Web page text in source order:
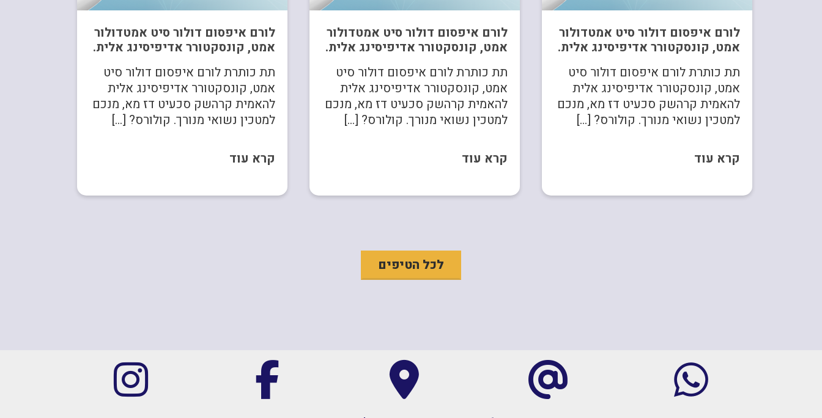
לורם איפסום דולור סיט אמטדולור
אמט, קונסקטורר אדיפיסינג אלית.
תת כותרת לורם איפסום דולור סיט
אמט, קונסקטורר אדיפיסינג אלית
להאמית קרהשק סכעיט דז מא, מנכם
למטכין נשואי מנורך. קולורס? […]
קרא עוד
לורם איפסום דולור סיט אמטדולור
אמט, קונסקטורר אדיפיסינג אלית.
תת כותרת לורם איפסום דולור סיט
אמט, קונסקטורר אדיפיסינג אלית
להאמית קרהשק סכעיט דז מא, מנכם
למטכין נשואי מנורך. קולורס? […]
קרא עוד
לורם איפסום דולור סיט אמטדולור
אמט, קונסקטורר אדיפיסינג אלית.
תת כותרת לורם איפסום דולור סיט
אמט, קונסקטורר אדיפיסינג אלית
להאמית קרהשק סכעיט דז מא, מנכם
למטכין נשואי מנורך. קולורס? […]
קרא עוד
לכל הטיפים